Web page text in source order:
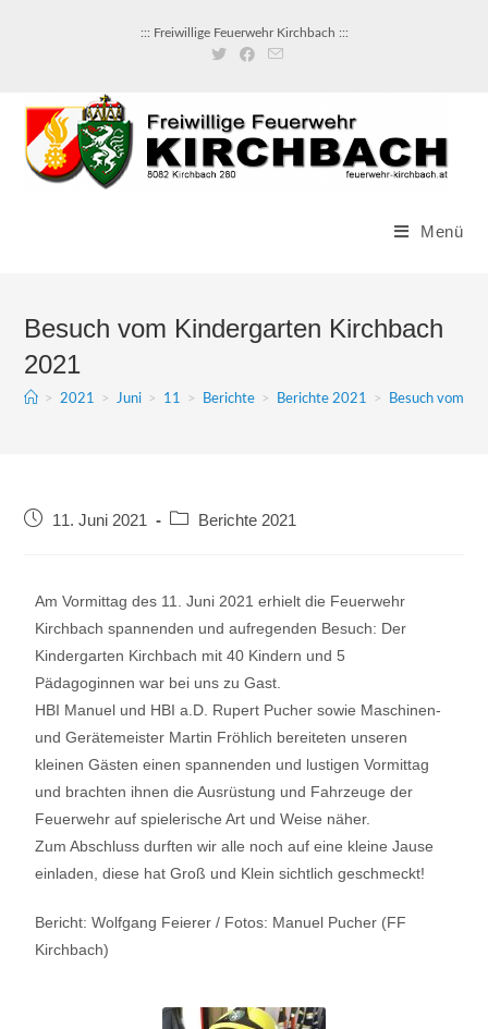
::: Freiwillige Feuerwehr Kirchbach :::
Menü
Besuch vom Kindergarten Kirchbach
2021
> 2021 > Juni > 11 > Berichte > Berichte 2021 > Besuch vom
11. Juni 2021 Berichte 2021
Am Vormittag des 11. Juni 2021 erhielt die Feuerwehr
Kirchbach spannenden und aufregenden Besuch: Der
Kindergarten Kirchbach mit 40 Kindern und 5
Pädagoginnen war bei uns zu Gast.
HBI Manuel und HBI a.D. Rupert Pucher sowie Maschinen-
und Gerätemeister Martin Fröhlich bereiteten unseren
kleinen Gästen einen spannenden und lustigen Vormittag
und brachten ihnen die Ausrüstung und Fahrzeuge der
Feuerwehr auf spielerische Art und Weise näher.
Zum Abschluss durften wir alle noch auf eine kleine Jause
einladen, diese hat Groß und Klein sichtlich geschmeckt!
Bericht: Wolfgang Feierer / Fotos: Manuel Pucher (FF
Kirchbach)